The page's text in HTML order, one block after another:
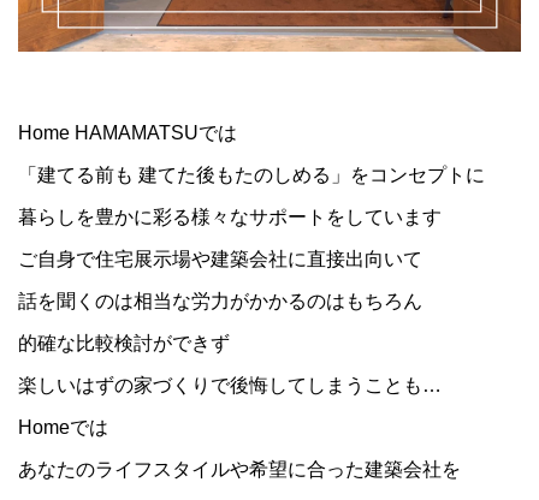
Home HAMAMATSUでは
「建てる前も 建てた後もたのしめる」をコンセプトに
暮らしを豊かに彩る様々なサポートをしています
ご自身で住宅展示場や建築会社に直接出向いて
話を聞くのは相当な労力がかかるのはもちろん
的確な比較検討ができず
楽しいはずの家づくりで後悔してしまうことも…
Homeでは
あなたのライフスタイルや希望に合った建築会社を